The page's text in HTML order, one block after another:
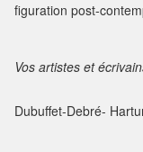
figuration post-
Vos artistes et
Dubuffet-Debré-